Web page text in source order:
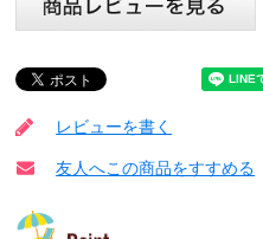
レビューを書く
友人へこの商品をすすめる